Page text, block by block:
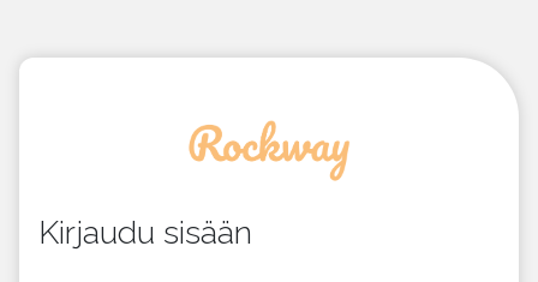
Kirjaudu sisään